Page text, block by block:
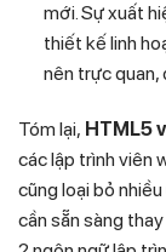
mới. Sự xuất
thiết kế linh
nên trực quan,
Tóm lại, HTML5
các lập trình viên
cũng loại bỏ
cần sẵn sàng